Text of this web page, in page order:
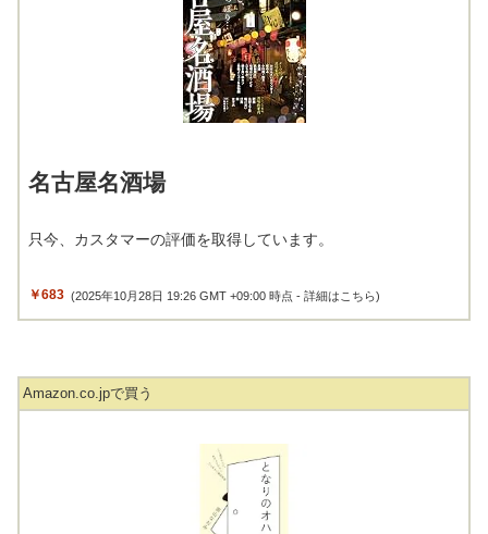
名古屋名酒場
只今、カスタマーの評価を取得しています。
￥683 (2025年10月28日 19:26 GMT +09:00 時点 -詳細はこちら)
Amazon.co.jpで買う